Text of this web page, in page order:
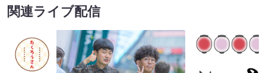
関連ライブ配信